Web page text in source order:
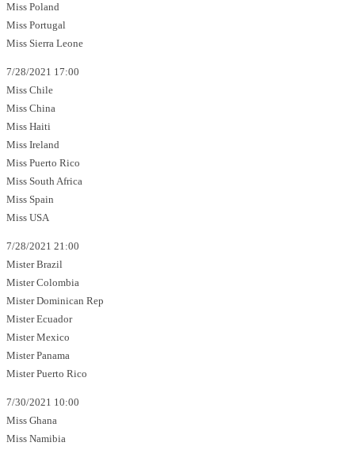
Miss Poland
Miss Portugal
Miss Sierra Leone
7/28/2021 17:00
Miss Chile
Miss China
Miss Haiti
Miss Ireland
Miss Puerto Rico
Miss South Africa
Miss Spain
Miss USA
7/28/2021 21:00
Mister Brazil
Mister Colombia
Mister Dominican Rep
Mister Ecuador
Mister Mexico
Mister Panama
Mister Puerto Rico
7/30/2021 10:00
Miss Ghana
Miss Namibia